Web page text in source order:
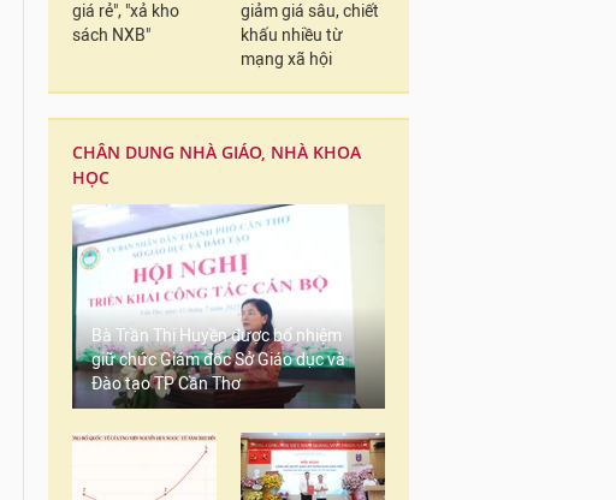
giá rẻ", "xả kho
sách NXB"
giảm giá sâu, chiết
khấu nhiều từ
mạng xã hội
CHÂN DUNG NHÀ GIÁO, NHÀ KHOA
HỌC
Bà Trần Thị Huyền được bổ nhiệm
giữ chức Giám đốc Sở Giáo dục và
Đào tạo TP Cần Thơ